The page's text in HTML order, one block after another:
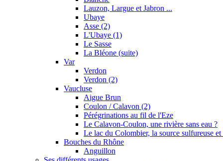
Lauzon, Largue et Jabron ...
Ubaye
Asse (2)
L'Ubaye (1)
Le Sasse
La Bléone (suite)
Var
Verdon
Verdon (2)
Vaucluse
Aigue Brun
Coulon / Calavon (2)
Pérégrinations au fil de l'Eze
Le Calavon-Coulon, une rivière sans eau ?
Le lac du Colombier, la source sulfureuse
Bouches du Rhône
Anguillon